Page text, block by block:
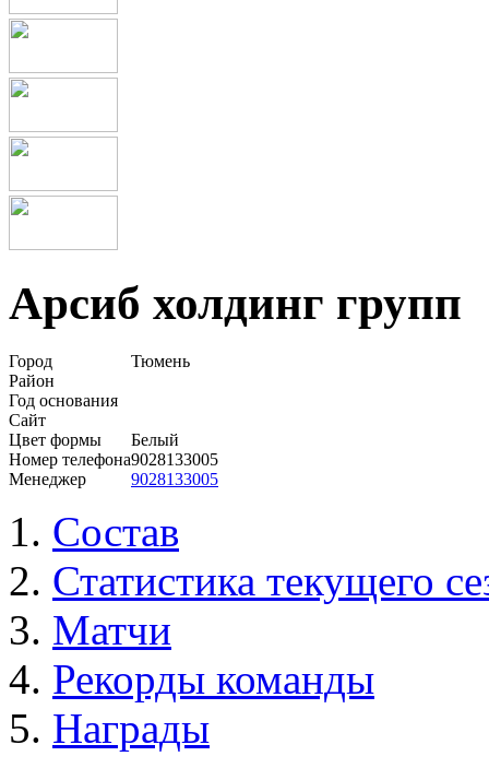
Арсиб холдинг групп
Город
Тюмень
Район
Год основания
Сайт
Цвет формы
Белый
Номер телефона9028133005
Менеджер
9028133005
Состав
Статистика текущего
Матчи
Рекорды команды
Награды